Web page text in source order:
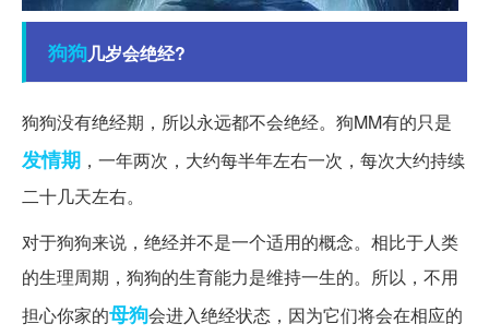
狗狗几岁会绝经?
狗狗没有绝经期，所以永远都不会绝经。狗MM有的只是
发情期 ，一年两次，大约每半年左右一次，每次大约持续
二十几天左右。
对于狗狗来说，绝经并不是一个适用的概念。相比于人类
的生理周期，狗狗的生育能力是维持一生的。所以，不用
担心你家的母狗会进入绝经状态，因为它们将会在相应的